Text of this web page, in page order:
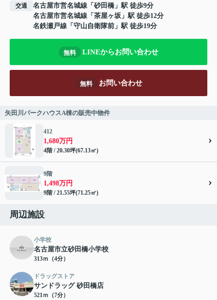
交通 名古屋市営名城線 「 砂田橋 」駅 徒歩9分
名古屋市営名城線 「 茶屋ヶ坂 」駅 徒歩12分
名鉄瀬戸線 「 守山自衛隊前 」駅 徒歩19分
無料 LINEからお問い合わせ
無料 お問い合わせ
矢田川パークハウスA棟の販売中物件
412
1,680万円
4階 / 20.30坪(67.13㎡)
9階
1,498万円
9階 / 21.55坪(71.25㎡)
周辺施設
小学校
名古屋市立砂田橋小学校
313ｍ（4分）
ドラッグストア
サンドラッグ 砂田橋店
521ｍ（7分）